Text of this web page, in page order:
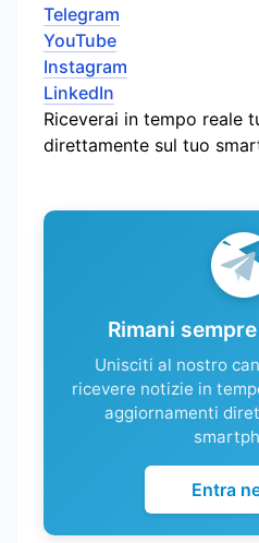
Telegram
YouTube
Instagram
LinkedIn
Riceverai in tempo reale
direttamente sul tuo
Rimani
Unisciti al nostro
ricevere notizie in
aggiornamenti
Entra